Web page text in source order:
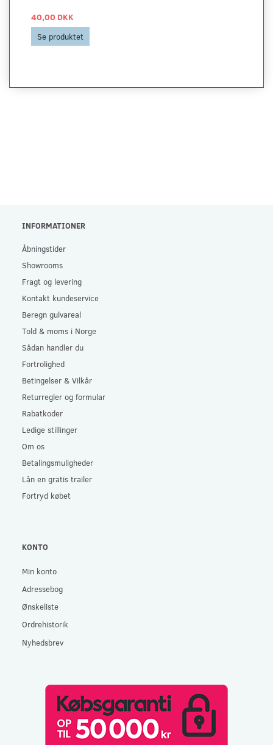
40,00 DKK
Se produktet
INFORMATIONER
Åbningstider
Showrooms
Fragt og levering
Kontakt kundeservice
Beregn gulvareal
Told & moms i Norge
Sådan handler du
Fortrolighed
Betingelser & Vilkår
Returregler og formular
Rabatkoder
Ledige stillinger
Om os
Betalingsmuligheder
Lån en gratis trailer
Fortryd købet
KONTO
Min konto
Adressebog
Ønskeliste
Ordrehistorik
Nyhedsbrev